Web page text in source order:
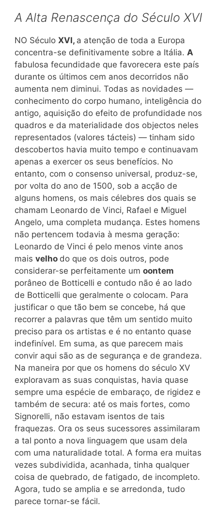
A Alta Renascença do Século XVI
NO Século XVI, a atenção de toda a Europa
concentra-se definitivamente sobre a Itália. A
fabulosa fecundidade que favorecera este país
durante os últimos cem anos decorridos não
aumenta nem diminui. Todas as novidades —
conhecimento do corpo humano, inteligência do
antigo, aquisição do efeito de profundidade nos
quadros e da materialidade dos objectos neles
representados (valores tácteis) — tinham sido
descobertos havia muito tempo e continuavam
apenas a exercer os seus benefícios. No
entanto, com o consenso universal, produz-se,
por volta do ano de 1500, sob a acção de
alguns homens, os mais célebres dos quais se
chamam Leonardo de Vinci, Rafael e Miguel
Angelo, uma completa mudança. Estes homens
não pertencem todavia à mesma geração:
Leonardo de Vinci é pelo menos vinte anos
mais velho do que os dois outros, pode
considerar-se perfeitamente um oontem
porâneo de Botticelli e contudo não é ao lado
de Botticelli que geralmente o colocam. Para
justificar o que tão bem se concebe, há que
recorrer a palavras que têm um sentido muito
preciso para os artistas e é no entanto quase
indefinível. Em suma, as que parecem mais
convir aqui são as de segurança e de grandeza.
Na maneira por que os homens do século XV
exploravam as suas conquistas, havia quase
sempre uma espécie de embaraço, de rigidez e
também de secura: até os mais fortes, como
Signorelli, não estavam isentos de tais
fraquezas. Ora os seus sucessores assimilaram
a tal ponto a nova linguagem que usam dela
com uma naturalidade total. A forma era muitas
vezes subdividida, acanhada, tinha qualquer
coisa de quebrado, de fatigado, de incompleto.
Agora, tudo se amplia e se arredonda, tudo
parece tornar-se fácil.